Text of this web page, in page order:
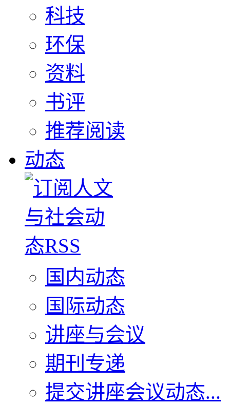
科技
环保
资料
书评
推荐阅读
动态
国内动态
国际动态
讲座与会议
期刊专递
提交讲座会议动态...